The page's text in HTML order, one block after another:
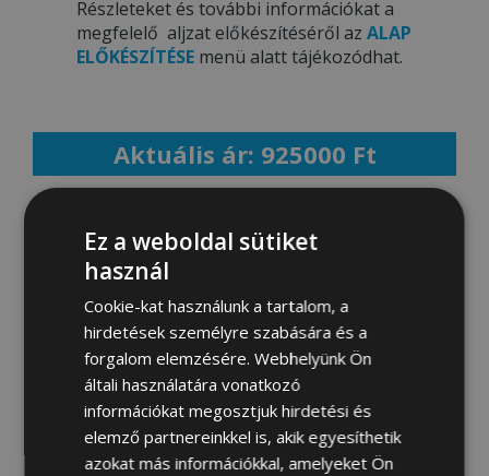
Részleteket és további információkat a
megfelelő aljzat előkészítéséről az ALAP
ELŐKÉSZÍTÉSE menü alatt tájékozódhat.
Aktuális ár: 925000 Ft
Fotógaléria:
Ez a weboldal sütiket
használ
Cookie-kat használunk a tartalom, a
hirdetések személyre szabására és a
forgalom elemzésére. Webhelyünk Ön
általi használatára vonatkozó
információkat megosztjuk hirdetési és
elemző partnereinkkel is, akik egyesíthetik
azokat más információkkal, amelyeket Ön